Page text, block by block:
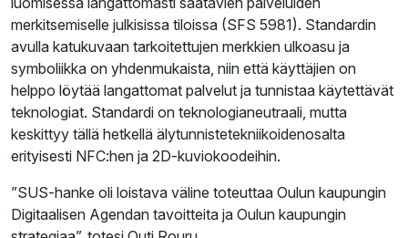
merkitsemiselle julkisissa tiloissa (SFS 5981). Standardin
avulla katukuvaan tarkoitettujen merkkien ulkoasu ja
symboliikka on yhdenmukaista, niin että käyttäjien on
helppo löytää langattomat palvelut ja tunnistaa käytettävät
teknologiat. Standardi on teknologianeutraali, mutta
keskittyy tällä hetkellä älytunnistetekniikoidenosalta
erityisesti NFC:hen ja 2D-kuviokoodeihin.
”SUS-hanke oli loistava väline toteuttaa Oulun kaupungin
Digitaalisen Agendan tavoitteita ja Oulun kaupungin